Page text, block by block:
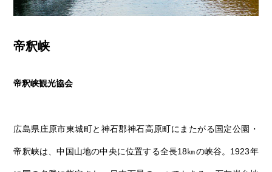
帝釈峡
帝釈峡観光協会
広島県庄原市東城町と神石郡神石高原町にまたがる国定公園・
帝釈峡は、中国山地の中央に位置する全長18㎞の峡谷。1923年